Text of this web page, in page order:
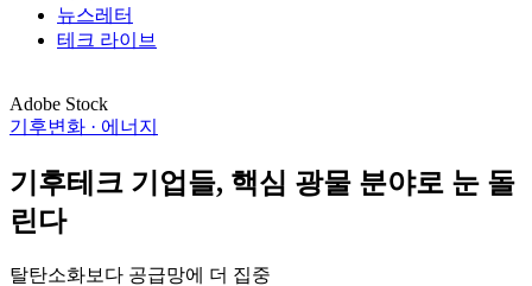
뉴스레터
테크 라이브
Adobe Stock
기후변화 · 에너지
기후테크 기업들, 핵심 광물 분야로 눈 돌
린다
탈탄소화보다 공급망에 더 집중